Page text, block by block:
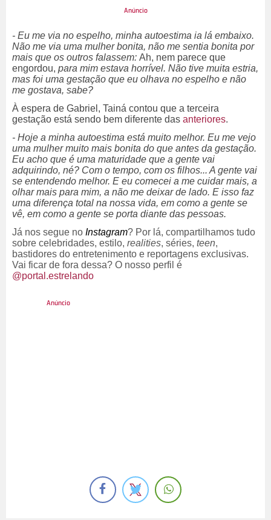
- Eu me via no espelho, minha autoestima ia lá embaixo.
Não me via uma mulher bonita, não me sentia bonita por
mais que os outros falassem: Ah, nem parece que
engordou, para mim estava horrível. Não tive muita estria,
mas foi uma gestação que eu olhava no espelho e não
me gostava, sabe?
À espera de Gabriel, Tainá contou que a terceira
gestação está sendo bem diferente das anteriores.
- Hoje a minha autoestima está muito melhor. Eu me vejo
uma mulher muito mais bonita do que antes da gestação.
Eu acho que é uma maturidade que a gente vai
adquirindo, né? Com o tempo, com os filhos... A gente vai
se entendendo melhor. E eu comecei a me cuidar mais, a
olhar mais para mim, a não me deixar de lado. E isso faz
uma diferença total na nossa vida, em como a gente se
vê, em como a gente se porta diante das pessoas.
Já nos segue no Instagram? Por lá, compartilhamos tudo
sobre celebridades, estilo, realities, séries, teen,
bastidores do entretenimento e reportagens exclusivas.
Vai ficar de fora dessa? O nosso perfil é
@portal.estrelando